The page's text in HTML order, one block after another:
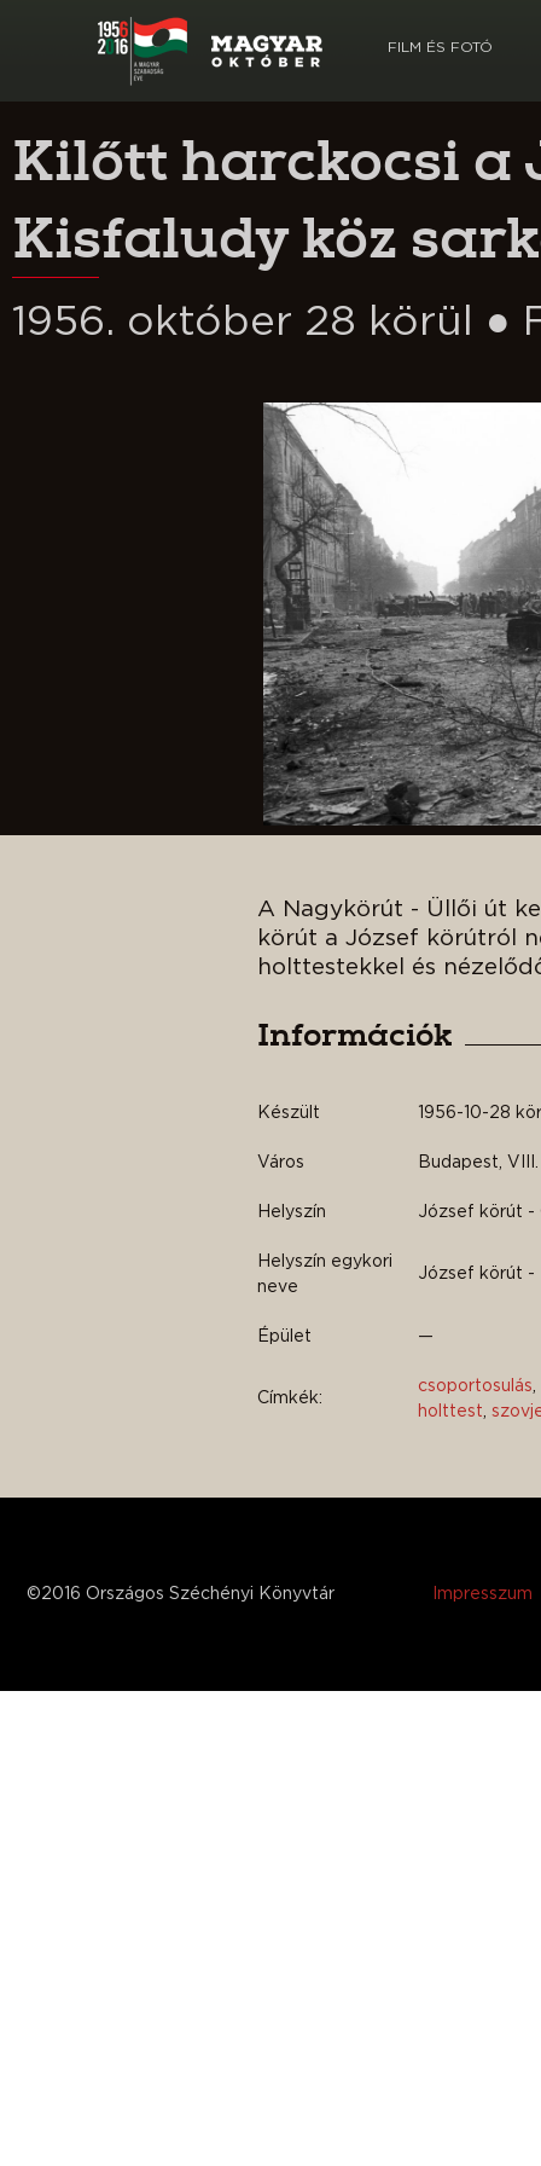
FILM ÉS FOTÓ
Kilőtt harckocsi a
Kisfaludy köz
1956. október 28 körül ●
A Nagykörút - Üllői út
körút a József körútról
holttestekkel és
Információk
Készült 1956-10-28
Város Budapest,
Helyszín József körút -
Helyszín egykori
neve
József körút -
Épület —
Címkék:
csoportosulás,
holttest,
©2016 Országos Széchényi Könyvtár Impresszum